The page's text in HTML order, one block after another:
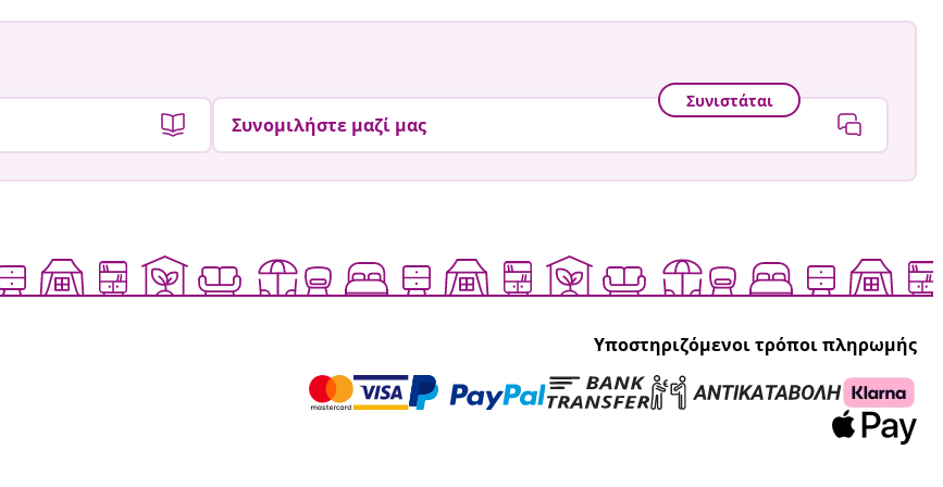
Συνιστάται
Συνομιλήστε μαζί μας
Υποστηριζόμενοι τρόποι πληρωμής